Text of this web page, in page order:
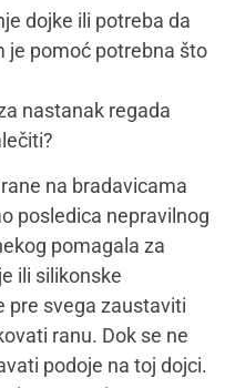
dojke ili potreba da
je pomoć potrebna što
nastanak regada
na bradavicama
posledica nepravilnog
pomagala za
ili silikonske
pre svega zaustaviti
ranu. Dok se ne
podoje na toj dojci.